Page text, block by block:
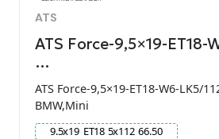
ATS
ATS Force-9,5×19-ET18-
…
ATS Force-9,5×19-ET18-W6-LK5/
BMW,Mini
9.5x19 ET18 5x112 66.50